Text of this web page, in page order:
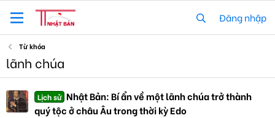
Đăng nhập
Từ khóa
lãnh chúa
Lịch sử Nhật Bản: Bí ẩn về một lãnh chúa trở thành
quý tộc ở châu Âu trong thời kỳ Edo